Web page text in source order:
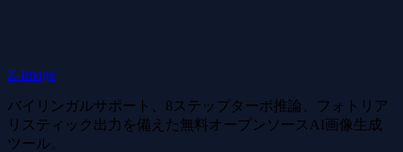
Z-Image
バイリンガルサポート、8ステップターボ推論、フォトリア
リスティック出力を備えた無料オープンソースAI画像生成
ツール。